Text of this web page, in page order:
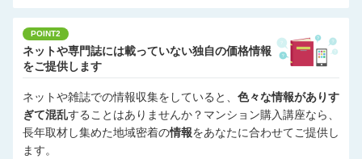
POINT2
ネットや専門誌には載っていない独自の価格情報
をご提供します
ネットや雑誌での情報収集をしていると、 色々な情報がありす
ぎて混乱することはありませんか？マンション購入講座なら、
長年取材し集めた地域密着の情報をあなたに合わせてご提供し
ます。